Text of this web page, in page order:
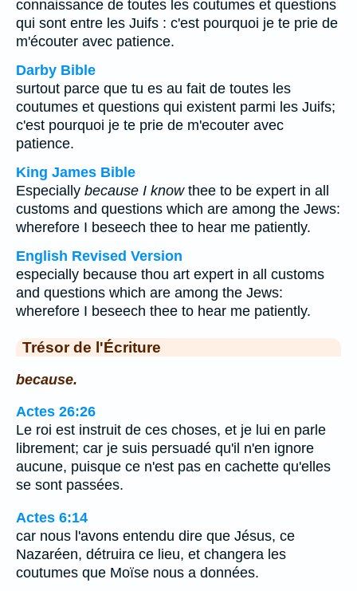
connaissance de toutes les coutumes et questions
qui sont entre les Juifs : c'est pourquoi je te prie de
m'écouter avec patience.
Darby Bible
surtout parce que tu es au fait de toutes les
coutumes et questions qui existent parmi les Juifs;
c'est pourquoi je te prie de m'ecouter avec
patience.
King James Bible
Especially because I knowthee to be expert in all
customs and questions which are among the Jews:
wherefore I beseech thee to hear me patiently.
English Revised Version
especially because thou art expert in all customs
and questions which are among the Jews:
wherefore I beseech thee to hear me patiently.
Trésor de l'Écriture
because.
Actes 26:26
Le roi est instruit de ces choses, et je lui en parle
librement; car je suis persuadé qu'il n'en ignore
aucune, puisque ce n'est pas en cachette qu'elles
se sont passées.
Actes 6:14
car nous l'avons entendu dire que Jésus, ce
Nazaréen, détruira ce lieu, et changera les
coutumes que Moïse nous a données.